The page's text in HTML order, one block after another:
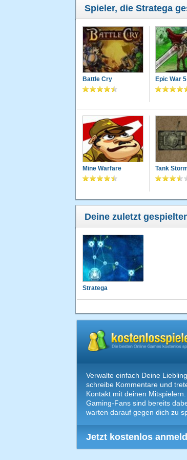
Spieler, die Stratega
Battle Cry Epic War 5
Mine Warfare Tank
Deine zuletzt
Stratega
Verwalte einfach Deine
schreibe Kommentare und
Kontakt mit deinen
Gaming-Fans sind bereits
warten darauf gegen dich zu
Jetzt kostenlos